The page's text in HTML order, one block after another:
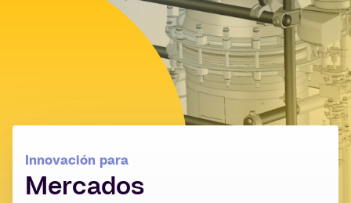
Innovación para
Mercados